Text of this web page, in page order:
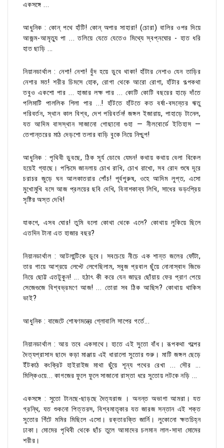
একসঙ্গে ...
আধুনিক : কোন্ পথে হাঁটি! কোন্ অপার সাহারা! (চোরা) বালির ওপর দিয়ে
আজন্ম-আমৃত্যু পা ... তলিয়ে যেতে যেতেও মিথ্যে স্বপ্নঘোর - হাত ধরি
হাত ছাড়ি ...
নিয়ানডার্থাল : নেশা! নেশা! বুঁদ হয়ে ডুবে থাকা! হাঁটার নেশাও যেন তাড়ির
নেশার মত! শরীর চিমসে হোক, রোগা থেকে আরো রোগা, হাঁটার গল্পকথা
তবুও একশো পার ... হাজার লক্ষ পার ... কোটি কোটি বছরের হাড়ে দাঁতে
পলিমাটি পাললিক শিলা পার ...! হাঁটতে হাঁটতে কত বর্ষা-বসন্তের ঋতু
পরিবর্তন, স্থান কাল বিশ্ব, দেশ পরিবর্তন! জঙ্গল ইজারায়, পাহাড়ে টানেল,
যত আদিম বাসস্থান সাজানো গোছানো গুহা — নীলবোর্ডে ইতিহাস —
তেপান্তরের মাঠ দেড়শো তলার বাড়ি বুকে নিয়ে নিশ্চুপ!
আধুনিক : পৃথিবী ডুবছে, ঠিক সূর্য ডোবে যেমন! কথায় কথায় বেলা বিকেল
হয়েই গ্যাছে। পশ্চিমে জানলায় চোখ রাখি, চোখ রাখো, সব রোদ শুষে দূরে
চরাচর জুড়ে ঘন আলকাতরার পোঁচ! পূর্বপুরুষ, ওহে আদিম লুপ্ত, এসো
মুখোমুখি বসে আজ প্রলয়ের ছবি দেখি, বিনাশকাব্য লিখি, সাধের ভড়ংপ্রিয়
সৃষ্টির অস্ত দেখি!
যাকগে, এসব ঘোর! তুমি বলো কোথা থেকে এলে? কোথায় লুকিয়ে ছিলে
এতদিন টানা এত হাজার বছর?
নিয়ানডার্থাল : আটলান্টিকে ডুবে। সবচেয়ে নীচে এক শান্ত জলের ফোঁটা,
তার গায়ে আশ্রয়ে লেপ্টে লেগেছিলাম, সবুজ প্রবাল ছুঁয়ে নোনাস্বাদ জিভে
নিয়ে ছোট্ট এতটুকুন! ... হঠাৎ কী করে যেন জাদুর ছোঁয়ায় ফের প্রাণ পেয়ে
সেজেগুজে বিশ্বভ্রমণে আজ! ... তোরা সব ঠিক আছিস? কোথায় থাকিস
ভাই?
আধুনিক : বাজেটে শোষণমন্ত্রে গ্লোবালি সাপের গর্তে...
নিয়ানডার্থাল : আয় তবে একসাথে। হাতে এই সুতো বাঁধ। রূপকথা গল্পের
দৈত্যপ্রাসাদ ছাদে কড়া মাঞ্জায় এই ধারালো সুতোর শুরু। মাটি জঙ্গল ছেড়ে
ইঁটকাঠ কংক্রিট হাইরাইজ মাথা ছুঁয়ে শূন্য পথের রেখা ... সৌর ...
মিল্কিওয়ে... কাগজের ফুলে ফুলে সাজানো রাস্তা ধরে সুতোয় লটকে নড়ি ...
একসঙ্গে : সুতো টানছে-ছাড়ছে দৈত্যরাজ । অনন্ত অভাগা আমরা। যত
গ্রন্থি, যত শুকনো পিত্তরস, বিশ্বমাতৃকার যত জারজ সন্তান এই শক্ত
সুতোর গিঁটে মমির মিছিলে এসো। রক্তারক্তি জার্নি। লুকোনো ক্ষতচিহ্ন
ঢাকা। মোমের পৃথিবী থেকে ছাঁচ তুলে আমাদের চলমান লাল-সাদা মোমের
শরীর।